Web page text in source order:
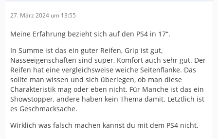
27. März 2024 um 13:55
Meine Erfahrung bezieht sich auf den PS4 in 17“.
In Summe ist das ein guter Reifen, Grip ist gut,
Nässeeigenschaften sind super, Komfort auch sehr gut. Der
Reifen hat eine vergleichsweise weiche Seitenflanke. Das
sollte man wissen und sich überlegen, ob man diese
Charakteristik mag oder eben nicht. Für Manche ist das ein
Showstopper, andere haben kein Thema damit. Letztlich ist
es Geschmacksache.
Wirklich was falsch machen kannst du mit dem PS4 nicht.